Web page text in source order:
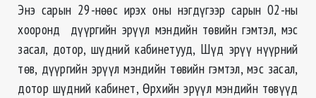
Энэ сарын 29-нөөс ирэх оны нэгдүгээр сарын 02-ны
хооронд дүүргийн эрүүл мэндийн төвийн гэмтэл, мэс
засал, дотор, шүдний кабинетууд, Шүд эрүү нүүрний
төв, дүүргийн эрүүл мэндийн төвийн гэмтэл, мэс засал,
дотор шүдний кабинет, Өрхийн эрүүл мэндийн төвүүд